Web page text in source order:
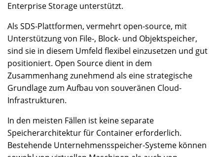
Enterprise Storage unterstützt.
Als SDS-Plattformen, vermehrt open-source, mit
Unterstützung von File-, Block- und Objektspeicher,
sind sie in diesem Umfeld flexibel einzusetzen und gut
positioniert. Open Source dient in dem
Zusammenhang zunehmend als eine strategische
Grundlage zum Aufbau von souveränen Cloud-
Infrastrukturen.
In den meisten Fällen ist keine separate
Speicherarchitektur für Container erforderlich.
Bestehende Unternehmensspeicher-Systeme können